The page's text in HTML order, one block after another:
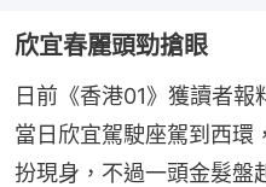
欣宜春麗頭勁搶眼
日前《香港01》獲讀者報
當日欣宜駕駛座駕到西環
扮現身，不過一頭金髮盤